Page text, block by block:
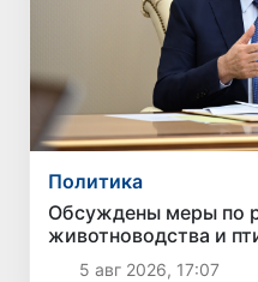
Политика
Обсуждены меры по
животноводства и
5 авг 2026, 17:07